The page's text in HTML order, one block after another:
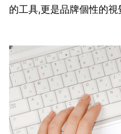
的工具,更是品牌個性的